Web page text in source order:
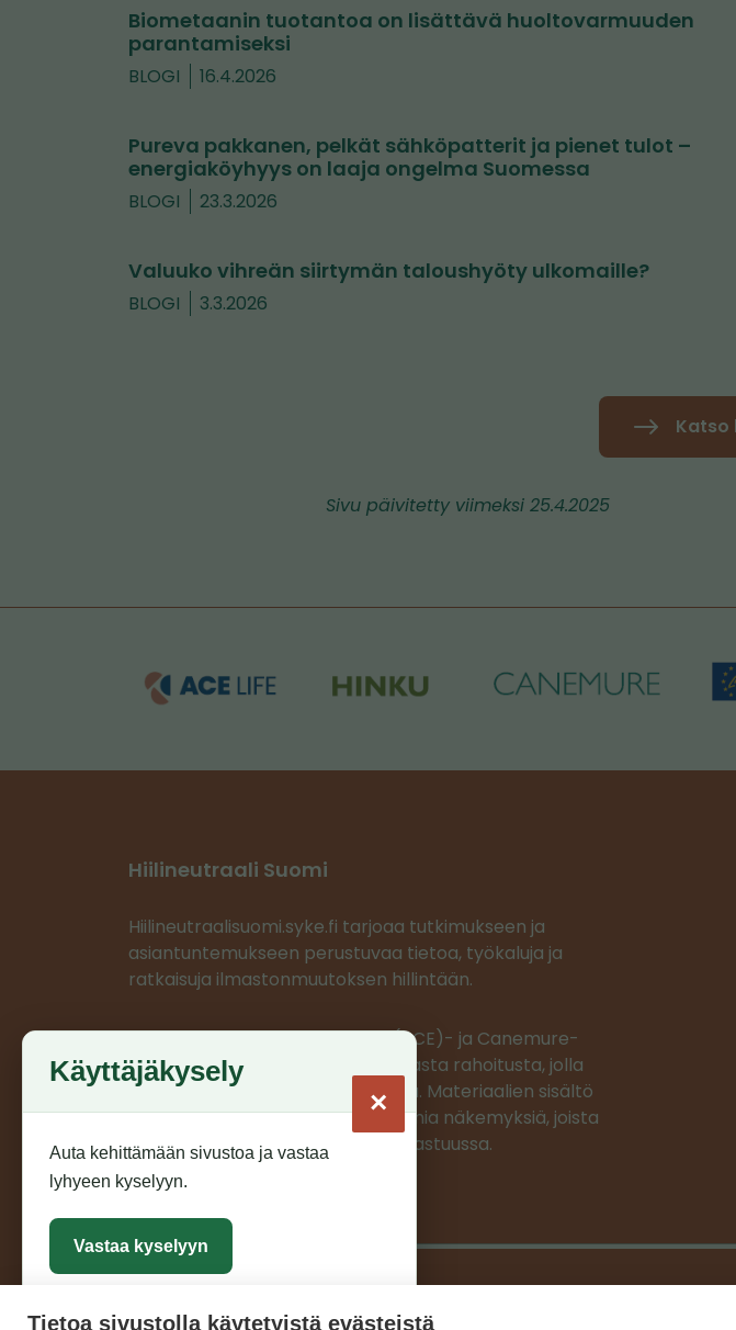
Tietoa sivustolla käytetyistä evästeistä
Biometaanin tuotantoa on lisättävä huoltovarmuuden
parantamiseksi
BLOGI 16.4.2026
Pureva pakkanen, pelkät sähköpatterit ja pienet tulot –
energiaköyhyys on laaja ongelma Suomessa
BLOGI 23.3.2026
Valuuko vihreän siirtymän taloushyöty ulkomaille?
BLOGI 3.3.2026
Katso
Sivu päivitetty viimeksi 25.4.2025
Hiilineutraali Suomi
Hiilineutraalisuomi.syke.fi tarjoaa tutkimukseen ja
asiantuntemukseen perustuvaa tietoa, työkaluja ja
ratkaisuja ilmastonmuutoksen hillintään.
Ilmastoratkaisujen vauhdittaja (ACE)- ja Canemure-
projektit saavat EU:n LIFE-ohjelmasta rahoitusta, jolla
projektien materiaalit on tuotettu. Materiaalien sisältö
edustaa ainoastaan projektien omia näkemyksiä, joista
CINEA/Euroopan komissio ei ole vastuussa.
Käyttäjäkysely
×
Auta kehittämään sivustoa ja vastaa
lyhyeen kyselyyn.
Vastaa kyselyyn